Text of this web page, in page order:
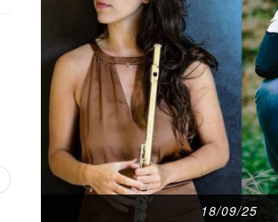
18/09/25